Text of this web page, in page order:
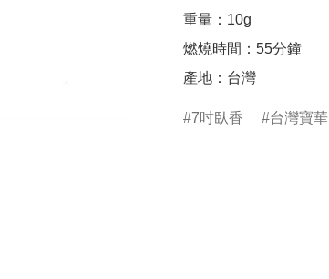
重量：10g
燃燒時間：55分鐘
產地：台灣
7吋臥香 台灣寶華